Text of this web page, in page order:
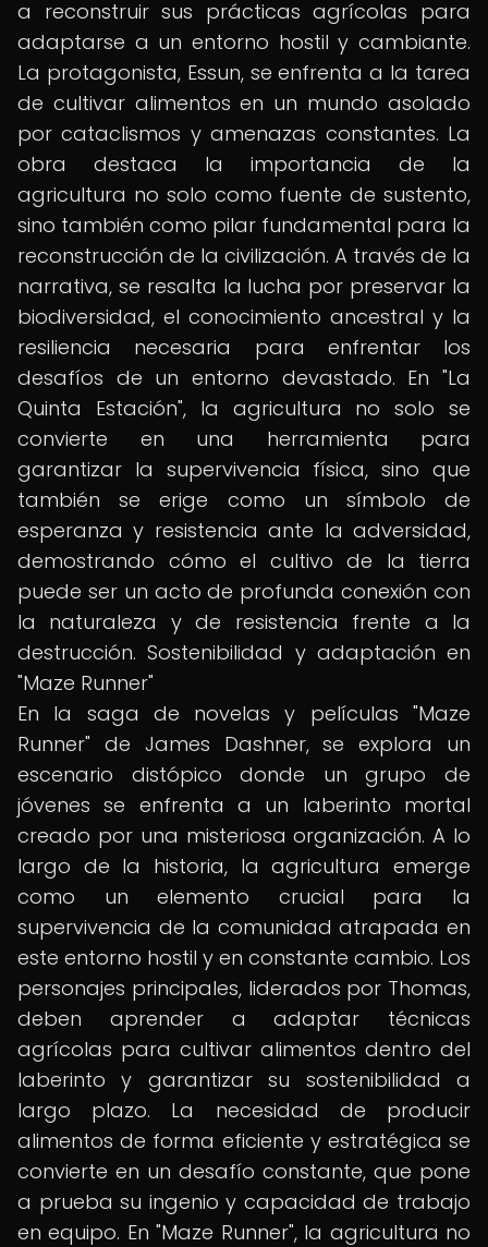
a reconstruir sus prácticas agrícolas para
adaptarse a un entorno hostil y cambiante.
La protagonista, Essun, se enfrenta a la tarea
de cultivar alimentos en un mundo asolado
por cataclismos y amenazas constantes. La
obra destaca la importancia de la
agricultura no solo como fuente de sustento,
sino también como pilar fundamental para la
reconstrucción de la civilización. A través de la
narrativa, se resalta la lucha por preservar la
biodiversidad, el conocimiento ancestral y la
resiliencia necesaria para enfrentar los
desafíos de un entorno devastado. En "La
Quinta Estación", la agricultura no solo se
convierte en una herramienta para
garantizar la supervivencia física, sino que
también se erige como un símbolo de
esperanza y resistencia ante la adversidad,
demostrando cómo el cultivo de la tierra
puede ser un acto de profunda conexión con
la naturaleza y de resistencia frente a la
destrucción. Sostenibilidad y adaptación en
"Maze Runner"
En la saga de novelas y películas "Maze
Runner" de James Dashner, se explora un
escenario distópico donde un grupo de
jóvenes se enfrenta a un laberinto mortal
creado por una misteriosa organización. A lo
largo de la historia, la agricultura emerge
como un elemento crucial para la
supervivencia de la comunidad atrapada en
este entorno hostil y en constante cambio. Los
personajes principales, liderados por Thomas,
deben aprender a adaptar técnicas
agrícolas para cultivar alimentos dentro del
laberinto y garantizar su sostenibilidad a
largo plazo. La necesidad de producir
alimentos de forma eficiente y estratégica se
convierte en un desafío constante, que pone
a prueba su ingenio y capacidad de trabajo
en equipo. En "Maze Runner", la agricultura no